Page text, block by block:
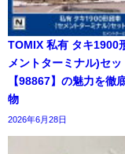
TOMIX 私有 タキ1900
メントターミナル)セッ
【98867】の魅力を徹
物
2026年6月28日